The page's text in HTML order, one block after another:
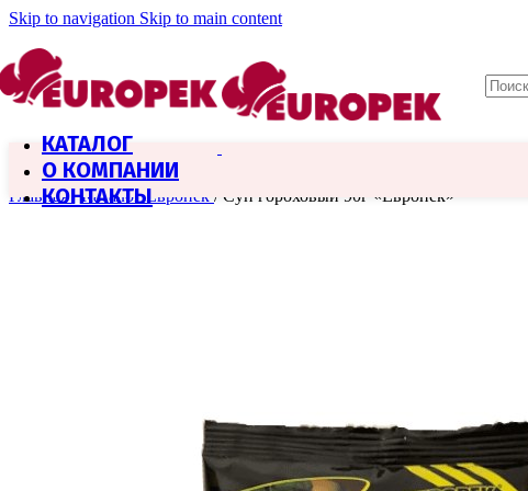
Skip to navigation Skip to main content
КАТАЛОГ
О КОМПАНИИ
КОНТАКТЫ
Главная / Каталог Европек / Суп гороховый 90г «Европек»